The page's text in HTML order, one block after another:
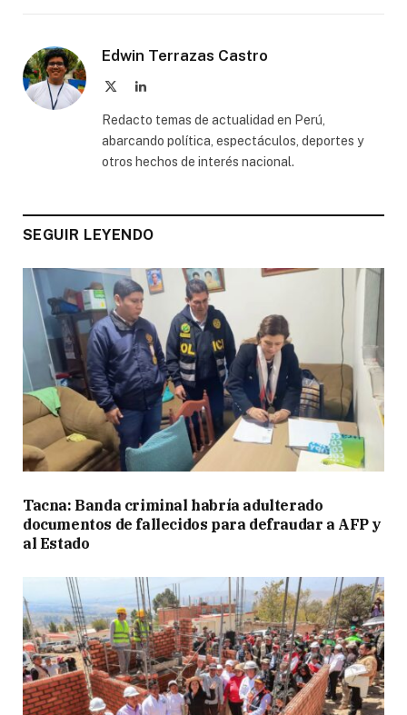
Edwin Terrazas Castro
LinkedIn
Redacto temas de actualidad en Perú,
abarcando política, espectáculos, deportes y
otros hechos de interés nacional.
SEGUIR LEYENDO
Tacna: Banda criminal habría adulterado
documentos de fallecidos para defraudar a AFP y
al Estado